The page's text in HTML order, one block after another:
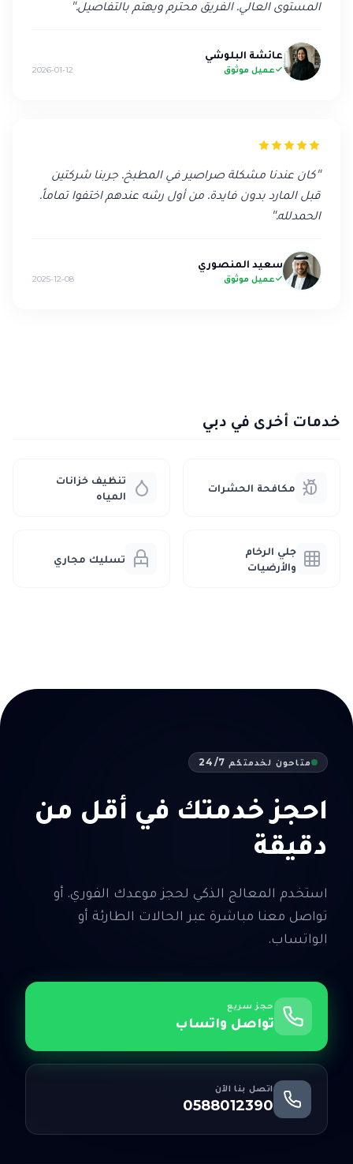
المستوى العالي. الفريق محترم ويهتم بالتفاصيل."
عائشة البلوشي
عميل موثوق 2026-01-12
"كان عندنا مشكلة صراصير في المطبخ. جربنا شركتين
قبل المارد بدون فايدة. من أول رشه عندهم اختفوا تماماً.
الحمدلله."
سعيد المنصوري
عميل موثوق 2025-12-08
خدمات أخرى في دبي
مكافحة الحشرات
تنظيف خزانات
المياه
جلي الرخام
والأرضيات
تسليك مجاري
متاحون لخدمتكم 24/7
احجز خدمتك في أقل من
دقيقة
استخدم المعالج الذكي لحجز موعدك الفوري. أو
تواصل معنا مباشرة عبر الحالات الطارئة أو
الواتساب.
حجز سريع
تواصل واتساب
اتصل بنا الآن
0588012390